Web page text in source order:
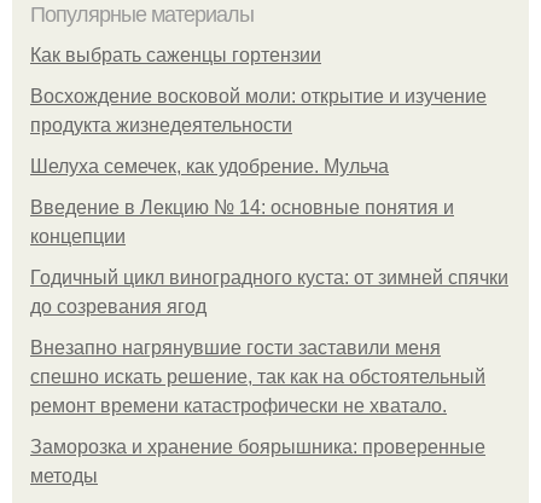
Популярные материалы
Как выбрать саженцы гортензии
Восхождение восковой моли: открытие и изучение
продукта жизнедеятельности
Шелуха семечек, как удобрение. Мульча
Введение в Лекцию № 14: основные понятия и
концепции
Годичный цикл виноградного куста: от зимней спячки
до созревания ягод
Внезапно нагрянувшие гости заставили меня
спешно искать решение, так как на обстоятельный
ремонт времени катастрофически не хватало.
Заморозка и хранение боярышника: проверенные
методы